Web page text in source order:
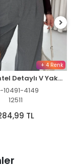
+ 4 Renk
Kadın Dantel Detaylı V Yaka Arkası V Yaka Kaşmir Dokulu Uzun Kollu Bluz - Vişne Çürüğü
10491-4149
12511
TL